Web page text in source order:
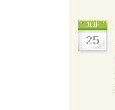
JUL
25